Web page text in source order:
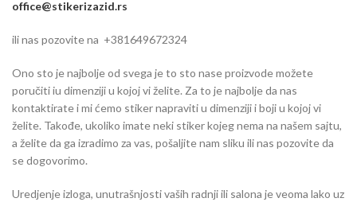
office@stikerizazid.rs
ili nas pozovite na +381649672324
Ono sto je najbolje od svega je to sto nase proizvode možete
poručiti iu dimenziji u kojoj vi želite. Za to je najbolje da nas
kontaktirate i mi ćemo stiker napraviti u dimenziji i boji u kojoj vi
želite. Takođe, ukoliko imate neki stiker kojeg nema na našem sajtu,
a želite da ga izradimo za vas, pošaljite nam sliku ili nas pozovite da
se dogovorimo.
Uredjenje izloga, unutrašnjosti vaših radnji ili salona je veoma lako uz